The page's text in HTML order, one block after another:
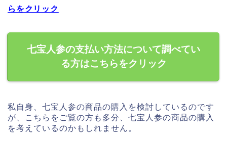
らをクリック
七宝人参の支払い方法について調べてい
る方はこちらをクリック
私自身、七宝人参の商品の購入を検討しているのです
が、こちらをご覧の方も多分、七宝人参の商品の購入
を考えているのかもしれません。